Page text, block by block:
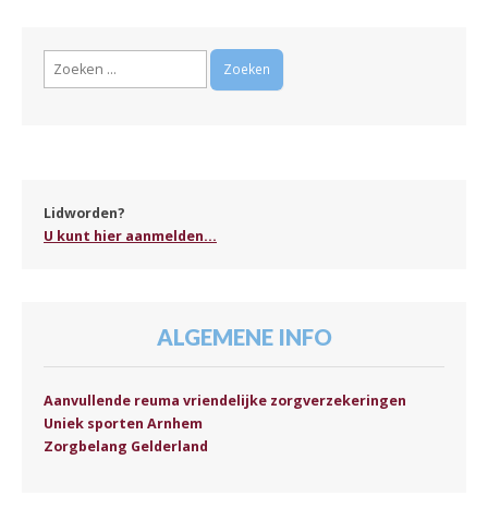
Zoeken
Lidworden?
U kunt hier aanmelden...
ALGEMENE INFO
Aanvullende reuma vriendelijke zorgverzekeringen
Uniek sporten Arnhem
Zorgbelang Gelderland